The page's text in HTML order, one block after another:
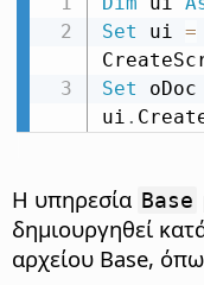
Set ui =
Set oDoc
ui .
Η υπηρεσία Base
δημιουργηθεί
αρχείου Base,